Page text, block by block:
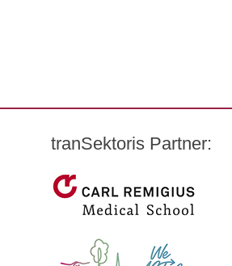
e. V. (BPI)
tranSektoris Partner:
Carl Remigius Medical School